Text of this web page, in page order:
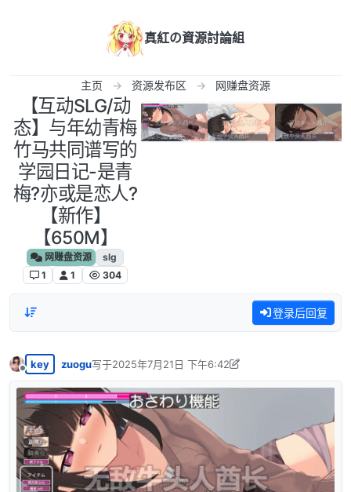
真紅の資源討論組
主页 资源发布区 网赚盘资源
【互动SLG/动
态】与年幼青梅
竹马共同谱写的
学园日记-是青
梅?亦或是恋人?
【新作】
【650M】
网赚盘资源
slg
1
1 304
登录后回复
离线
key zuogu写于2025年7月21日 下午6:42
最后由 zuogu 编辑2025年7月22日 上午5:14